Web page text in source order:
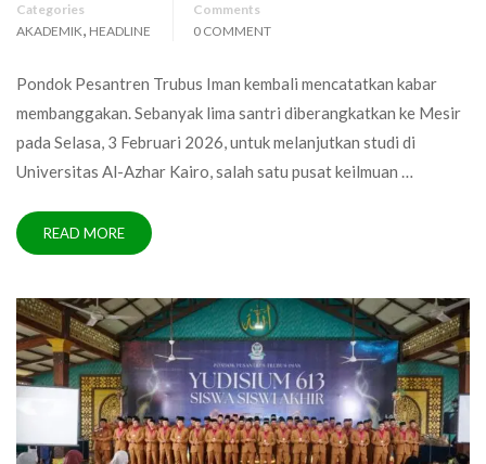
Categories
AKADEMIK, HEADLINE
Comments
0 COMMENT
Pondok Pesantren Trubus Iman kembali mencatatkan kabar
membanggakan. Sebanyak lima santri diberangkatkan ke Mesir
pada Selasa, 3 Februari 2026, untuk melanjutkan studi di
Universitas Al-Azhar Kairo, salah satu pusat keilmuan …
READ MORE